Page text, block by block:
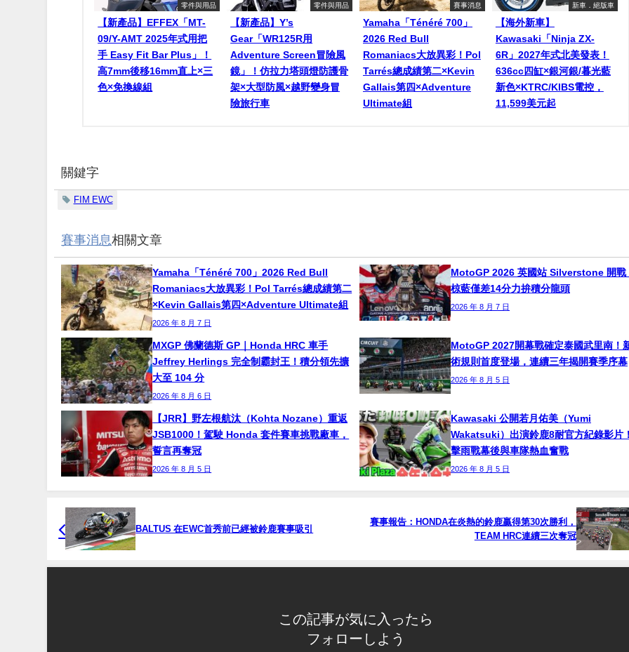
零件與用品
【新產品】EFFEX「MT-
09/Y-AMT 2025年式用把
手 Easy Fit Bar Plus」！
高7mm後移16mm直上×三
色×免換線組
零件與用品
【新產品】Y’s
Gear「WR125R用
Adventure Screen冒險風
鏡」！仿拉力塔頭燈防護骨
架×大型防風×越野變身冒
險旅行車
賽事消息
Yamaha「Ténéré 700」
2026 Red Bull
Romaniacs大放異彩！Pol
Tarrés總成績第二×Kevin
Gallais第四×Adventure
Ultimate組
新車．絕版車
【海外新車】
Kawasaki「Ninja ZX-
6R」2027年式北美發表！
636cc四缸×銀河銀/暮光藍
新色×KTRC/KIBS電控，
11,599美元起
關鍵字
FIM EWC
賽事消息相關文章
Yamaha「Ténéré 700」2026 Red Bull
Romaniacs大放異彩！Pol Tarrés總成績第二
×Kevin Gallais第四×Adventure Ultimate組
2026 年 8 月 7 日
MotoGP 2026 英國站 Silverstone 開戰
椋藍僅差14分力拚積分龍頭
2026 年 8 月 7 日
MXGP 佛蘭德斯 GP｜Honda HRC 車手
Jeffrey Herlings 完全制霸封王！積分領先擴
大至 104 分
2026 年 8 月 6 日
MotoGP 2027開幕戰確定泰國武里南！
術規則首度登場，連續三年揭開賽季序幕
2026 年 8 月 5 日
【JRR】野左根航汰（Kohta Nozane）重返
JSB1000！駕駛 Honda 套件賽車挑戰廠車，
誓言再奪冠
2026 年 8 月 5 日
Kawasaki 公開若月佑美（Yumi
Wakatsuki）出演鈴鹿8耐官方紀錄影片
擊雨戰幕後與車隊熱血奮戰
2026 年 8 月 5 日
BALTUS 在EWC首秀前已經被鈴鹿賽事吸引
賽事報告：HONDA在炎熱的鈴鹿贏得第30次勝利，
TEAM HRC連續三次奪冠
この記事が気に入ったら
フォローしよう